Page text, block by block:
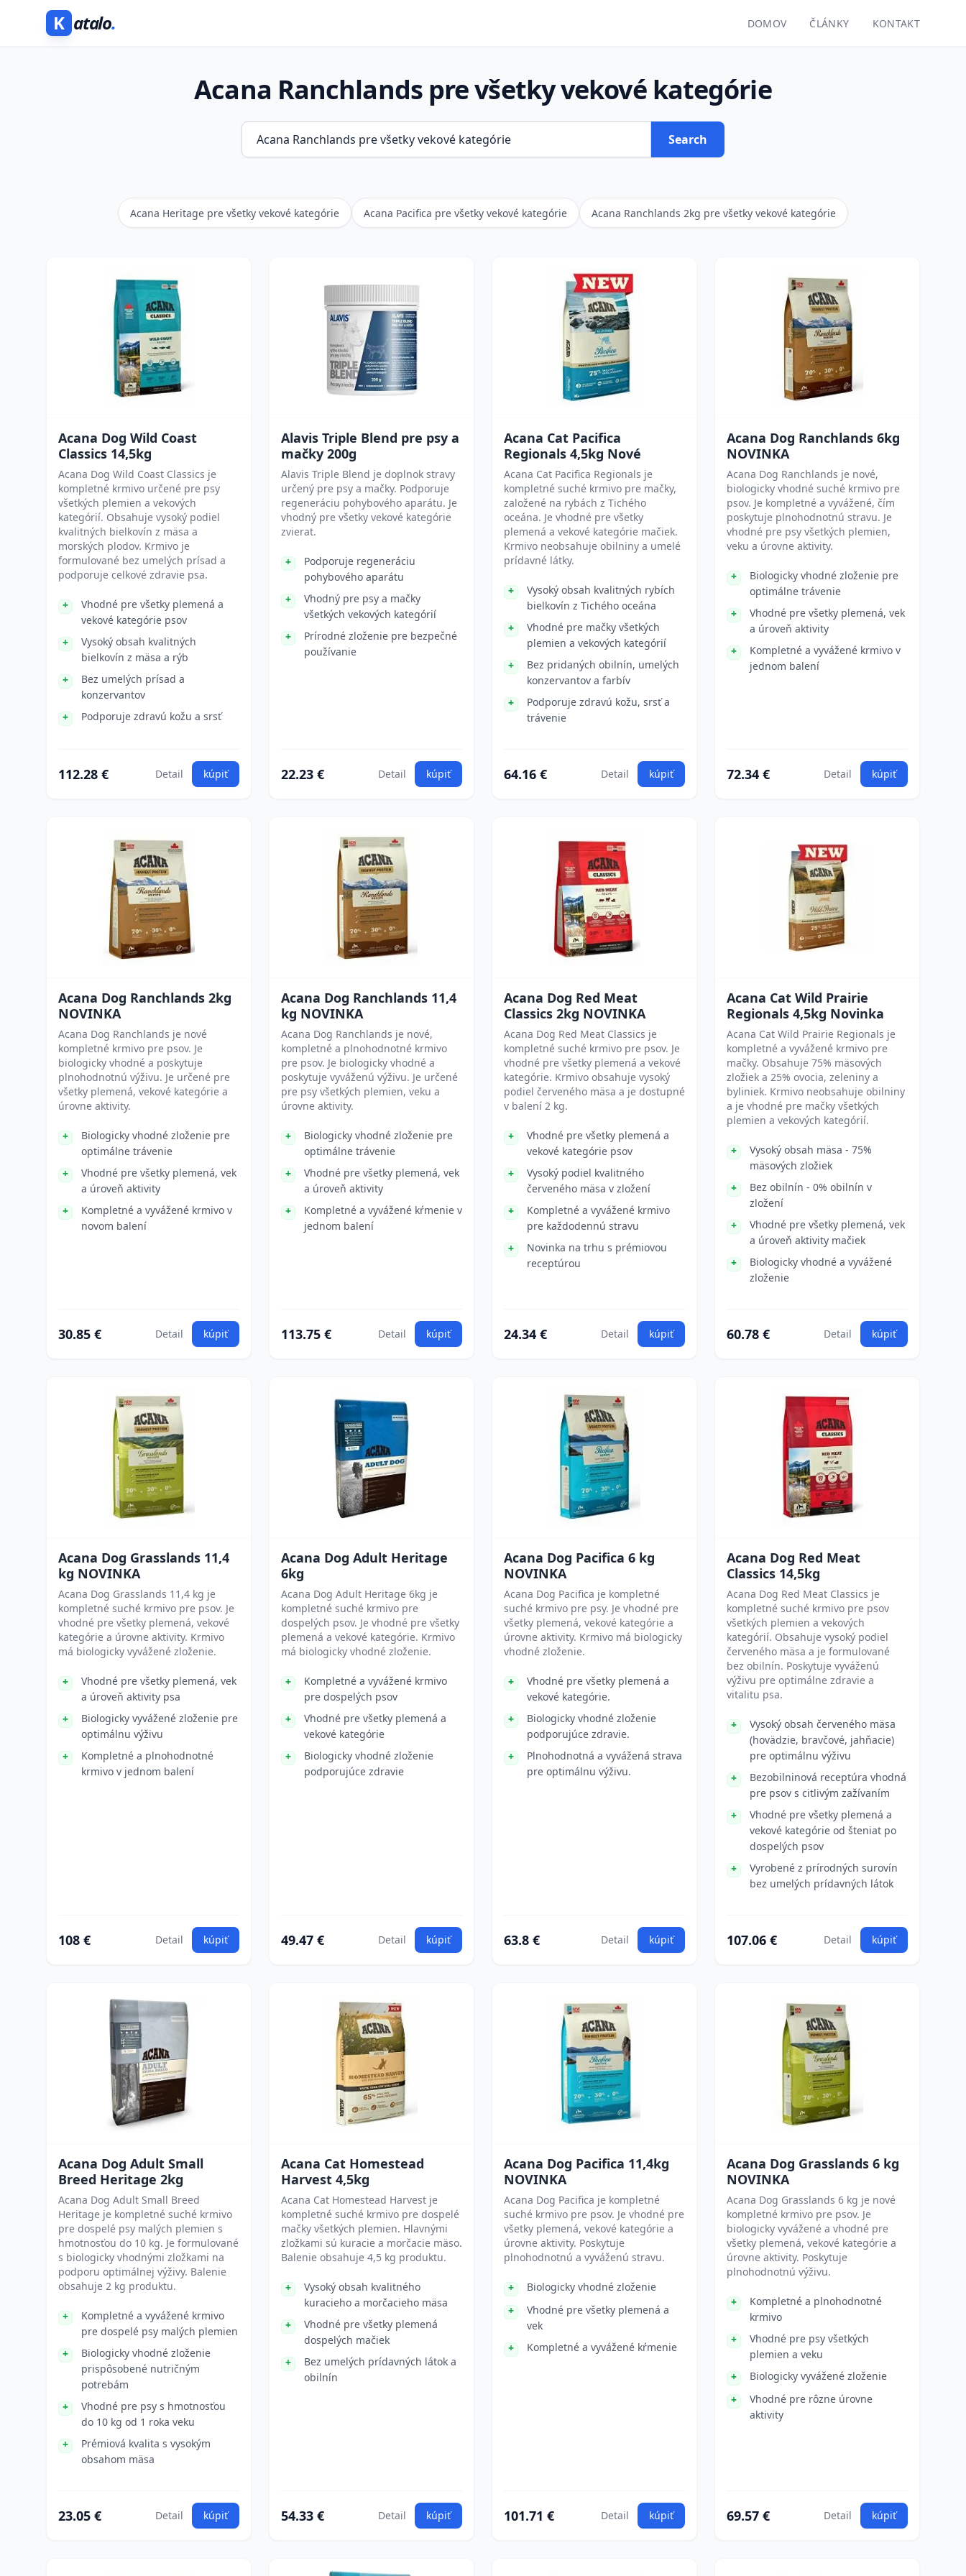
K atalo. DOMOV ČLÁNKY KONTAKT
Acana Ranchlands pre všetky vekové kategórie
Search
Acana Heritage pre všetky vekové kategórie Acana Pacifica pre všetky vekové kategórie Acana Ranchlands 2kg pre všetky vekové kategórie
Acana Dog Wild Coast
Classics 14,5kg
Acana Dog Wild Coast Classics je
kompletné krmivo určené pre psy
všetkých plemien a vekových
kategórií. Obsahuje vysoký podiel
kvalitných bielkovín z mäsa a
morských plodov. Krmivo je
formulované bez umelých prísad a
podporuje celkové zdravie psa.
Vhodné pre všetky plemená a
vekové kategórie psov
Vysoký obsah kvalitných
bielkovín z mäsa a rýb
Bez umelých prísad a
konzervantov
Podporuje zdravú kožu a srsť
112.28 € Detail kúpiť
Alavis Triple Blend pre psy a
mačky 200g
Alavis Triple Blend je doplnok stravy
určený pre psy a mačky. Podporuje
regeneráciu pohybového aparátu. Je
vhodný pre všetky vekové kategórie
zvierat.
Podporuje regeneráciu
pohybového aparátu
Vhodný pre psy a mačky
všetkých vekových kategórií
Prírodné zloženie pre bezpečné
používanie
22.23 € Detail kúpiť
Acana Cat Pacifica
Regionals 4,5kg Nové
Acana Cat Pacifica Regionals je
kompletné suché krmivo pre mačky,
založené na rybách z Tichého
oceána. Je vhodné pre všetky
plemená a vekové kategórie mačiek.
Krmivo neobsahuje obilniny a umelé
prídavné látky.
Vysoký obsah kvalitných rybích
bielkovín z Tichého oceána
Vhodné pre mačky všetkých
plemien a vekových kategórií
Bez pridaných obilnín, umelých
konzervantov a farbív
Podporuje zdravú kožu, srsť a
trávenie
64.16 € Detail kúpiť
Acana Dog Ranchlands 6kg
NOVINKA
Acana Dog Ranchlands je nové,
biologicky vhodné suché krmivo pre
psov. Je kompletné a vyvážené, čím
poskytuje plnohodnotnú stravu. Je
vhodné pre psy všetkých plemien,
veku a úrovne aktivity.
Biologicky vhodné zloženie pre
optimálne trávenie
Vhodné pre všetky plemená, vek
a úroveň aktivity
Kompletné a vyvážené krmivo v
jednom balení
72.34 € Detail kúpiť
Acana Dog Ranchlands 2kg
NOVINKA
Acana Dog Ranchlands je nové
kompletné krmivo pre psov. Je
biologicky vhodné a poskytuje
plnohodnotnú výživu. Je určené pre
všetky plemená, vekové kategórie a
úrovne aktivity.
Biologicky vhodné zloženie pre
optimálne trávenie
Vhodné pre všetky plemená, vek
a úroveň aktivity
Kompletné a vyvážené krmivo v
novom balení
30.85 € Detail kúpiť
Acana Dog Ranchlands 11,4
kg NOVINKA
Acana Dog Ranchlands je nové,
kompletné a plnohodnotné krmivo
pre psov. Je biologicky vhodné a
poskytuje vyváženú výživu. Je určené
pre psy všetkých plemien, veku a
úrovne aktivity.
Biologicky vhodné zloženie pre
optimálne trávenie
Vhodné pre všetky plemená, vek
a úroveň aktivity
Kompletné a vyvážené kŕmenie v
jednom balení
113.75 € Detail kúpiť
Acana Dog Red Meat
Classics 2kg NOVINKA
Acana Dog Red Meat Classics je
kompletné suché krmivo pre psov. Je
vhodné pre všetky plemená a vekové
kategórie. Krmivo obsahuje vysoký
podiel červeného mäsa a je dostupné
v balení 2 kg.
Vhodné pre všetky plemená a
vekové kategórie psov
Vysoký podiel kvalitného
červeného mäsa v zložení
Kompletné a vyvážené krmivo
pre každodennú stravu
Novinka na trhu s prémiovou
receptúrou
24.34 € Detail kúpiť
Acana Cat Wild Prairie
Regionals 4,5kg Novinka
Acana Cat Wild Prairie Regionals je
kompletné a vyvážené krmivo pre
mačky. Obsahuje 75% mäsových
zložiek a 25% ovocia, zeleniny a
byliniek. Krmivo neobsahuje obilniny
a je vhodné pre mačky všetkých
plemien a vekových kategórií.
Vysoký obsah mäsa - 75%
mäsových zložiek
Bez obilnín - 0% obilnín v
zložení
Vhodné pre všetky plemená, vek
a úroveň aktivity mačiek
Biologicky vhodné a vyvážené
zloženie
60.78 € Detail kúpiť
Acana Dog Grasslands 11,4
kg NOVINKA
Acana Dog Grasslands 11,4 kg je
kompletné suché krmivo pre psov. Je
vhodné pre všetky plemená, vekové
kategórie a úrovne aktivity. Krmivo
má biologicky vyvážené zloženie.
Vhodné pre všetky plemená, vek
a úroveň aktivity psa
Biologicky vyvážené zloženie pre
optimálnu výživu
Kompletné a plnohodnotné
krmivo v jednom balení
108 € Detail kúpiť
Acana Dog Adult Heritage
6kg
Acana Dog Adult Heritage 6kg je
kompletné suché krmivo pre
dospelých psov. Je vhodné pre všetky
plemená a vekové kategórie. Krmivo
má biologicky vhodné zloženie.
Kompletné a vyvážené krmivo
pre dospelých psov
Vhodné pre všetky plemená a
vekové kategórie
Biologicky vhodné zloženie
podporujúce zdravie
49.47 € Detail kúpiť
Acana Dog Pacifica 6 kg
NOVINKA
Acana Dog Pacifica je kompletné
suché krmivo pre psy. Je vhodné pre
všetky plemená, vekové kategórie a
úrovne aktivity. Krmivo má biologicky
vhodné zloženie.
Vhodné pre všetky plemená a
vekové kategórie.
Biologicky vhodné zloženie
podporujúce zdravie.
Plnohodnotná a vyvážená strava
pre optimálnu výživu.
63.8 € Detail kúpiť
Acana Dog Red Meat
Classics 14,5kg
Acana Dog Red Meat Classics je
kompletné suché krmivo pre psov
všetkých plemien a vekových
kategórií. Obsahuje vysoký podiel
červeného mäsa a je formulované
bez obilnín. Poskytuje vyváženú
výživu pre optimálne zdravie a
vitalitu psa.
Vysoký obsah červeného mäsa
(hovädzie, bravčové, jahňacie)
pre optimálnu výživu
Bezobilninová receptúra vhodná
pre psov s citlivým zažívaním
Vhodné pre všetky plemená a
vekové kategórie od šteniat po
dospelých psov
Vyrobené z prírodných surovín
bez umelých prídavných látok
107.06 € Detail kúpiť
Acana Dog Adult Small
Breed Heritage 2kg
Acana Dog Adult Small Breed
Heritage je kompletné suché krmivo
pre dospelé psy malých plemien s
hmotnosťou do 10 kg. Je formulované
s biologicky vhodnými zložkami na
podporu optimálnej výživy. Balenie
obsahuje 2 kg produktu.
Kompletné a vyvážené krmivo
pre dospelé psy malých plemien
Biologicky vhodné zloženie
prispôsobené nutričným
potrebám
Vhodné pre psy s hmotnosťou
do 10 kg od 1 roka veku
Prémiová kvalita s vysokým
obsahom mäsa
23.05 € Detail kúpiť
Acana Cat Homestead
Harvest 4,5kg
Acana Cat Homestead Harvest je
kompletné suché krmivo pre dospelé
mačky všetkých plemien. Hlavnými
zložkami sú kuracie a morčacie mäso.
Balenie obsahuje 4,5 kg produktu.
Vysoký obsah kvalitného
kuracieho a morčacieho mäsa
Vhodné pre všetky plemená
dospelých mačiek
Bez umelých prídavných látok a
obilnín
54.33 € Detail kúpiť
Acana Dog Pacifica 11,4kg
NOVINKA
Acana Dog Pacifica je kompletné
suché krmivo pre psov. Je vhodné pre
všetky plemená, vekové kategórie a
úrovne aktivity. Poskytuje
plnohodnotnú a vyváženú stravu.
Biologicky vhodné zloženie
Vhodné pre všetky plemená a
vek
Kompletné a vyvážené kŕmenie
101.71 € Detail kúpiť
Acana Dog Grasslands 6 kg
NOVINKA
Acana Dog Grasslands 6 kg je nové
kompletné krmivo pre psov. Je
biologicky vyvážené a vhodné pre
všetky plemená, vekové kategórie a
úrovne aktivity. Poskytuje
plnohodnotnú výživu.
Kompletné a plnohodnotné
krmivo
Vhodné pre psy všetkých
plemien a veku
Biologicky vyvážené zloženie
Vhodné pre rôzne úrovne
aktivity
69.57 € Detail kúpiť